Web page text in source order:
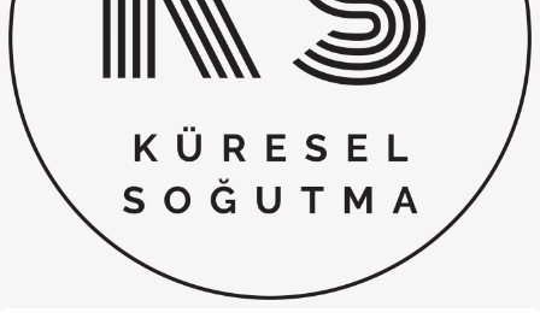
Fan
Fırın, Ocak ve Aspiratör
Klima
Kombi